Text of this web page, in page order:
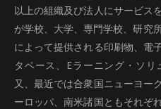
以上の組織及び法人にサービス
が学校、大学、専門学校、研究
によって提供される印刷物、電
タベース、Eラーニング・ソリ
又、最近では合衆国ニューヨー
ーロッパ、南米諸国ともそれぞ